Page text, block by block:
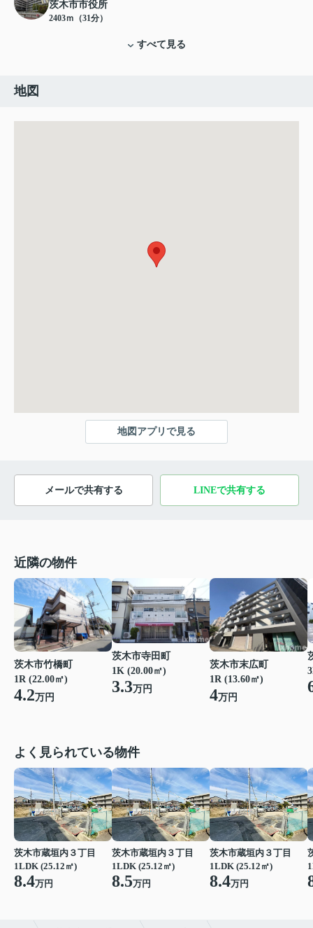
茨木市市役所
2403ｍ（31分）
すべて見る
地図
地図アプリで見る
メールで共有する LINEで共有する
近隣の物件
茨木市竹橋町
1R (22.00㎡)
4.2万円
茨木市寺田町
1K (20.00㎡)
3.3万円
茨木市末広町
1R (13.60㎡)
4万円
よく見られている物件
茨木市蔵垣内３丁目
1LDK (25.12㎡)
8.4万円
茨木市蔵垣内３丁目
1LDK (25.12㎡)
8.5万円
茨木市蔵垣内３丁目
1LDK (25.12㎡)
8.4万円